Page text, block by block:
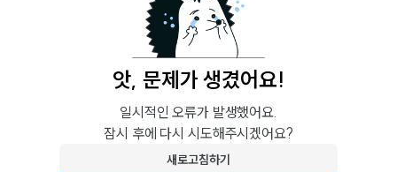
앗, 문제가 생겼어요!
일시적인 오류가 발생했어요.
잠시 후에 다시 시도해주시겠어요?
새로고침하기